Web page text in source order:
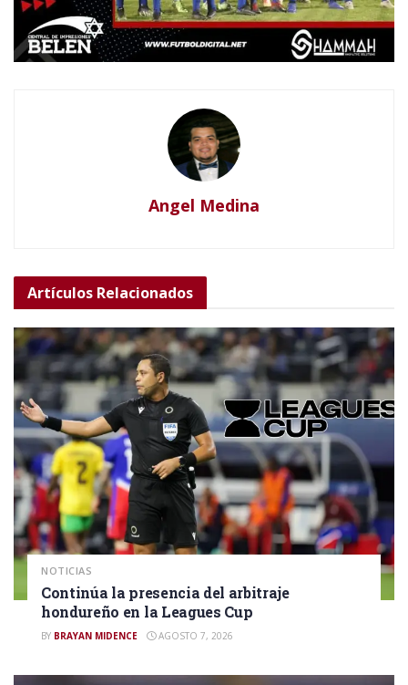
Angel Medina
Artículos Relacionados
NOTICIAS
Continúa la presencia del arbitraje
hondureño en la Leagues Cup
BY BRAYAN MIDENCE AGOSTO 7, 2026